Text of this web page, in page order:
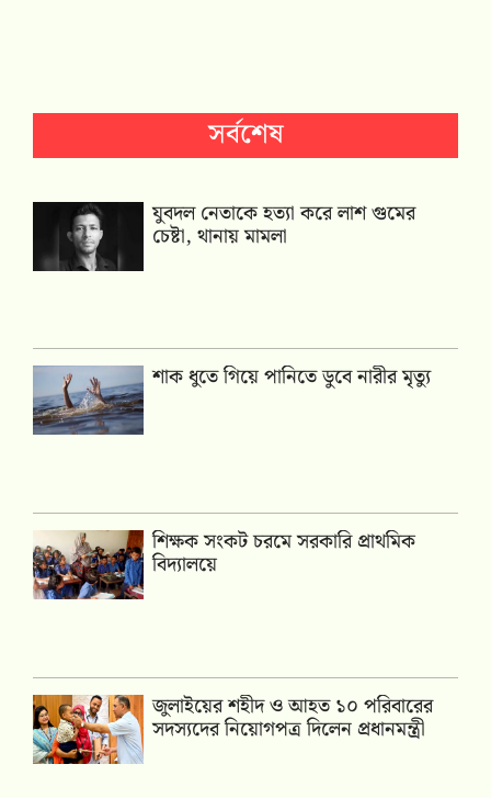
সর্বশেষ
যুবদল নেতাকে হত্যা করে লাশ গুমের
চেষ্টা, থানায় মামলা
শাক ধুতে গিয়ে পানিতে ডুবে নারীর মৃত্যু
শিক্ষক সংকট চরমে সরকারি প্রাথমিক
বিদ্যালয়ে
জুলাইয়ের শহীদ ও আহত ১০ পরিবারের
সদস্যদের নিয়োগপত্র দিলেন প্রধানমন্ত্রী